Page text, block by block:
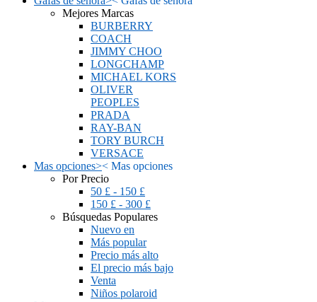
Mejores Marcas
BURBERRY
COACH
JIMMY CHOO
LONGCHAMP
MICHAEL KORS
OLIVER
PEOPLES
PRADA
RAY-BAN
TORY BURCH
VERSACE
Mas opciones>< Mas opciones
Por Precio
50 £ - 150 £
150 £ - 300 £
Búsquedas Populares
Nuevo en
Más popular
Precio más alto
El precio más bajo
Venta
Niños polaroid